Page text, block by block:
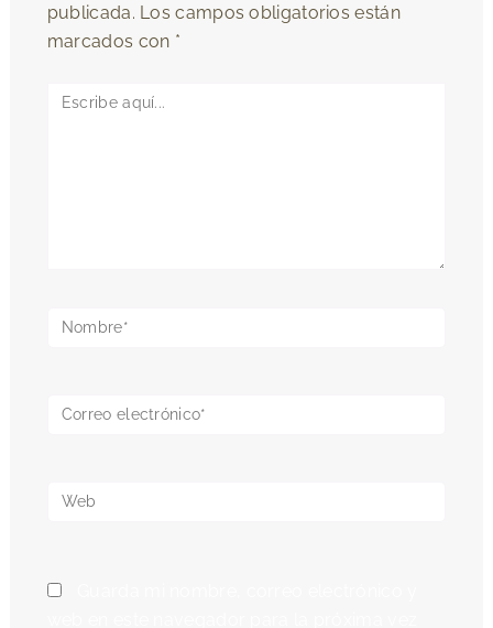
publicada. Los campos obligatorios están
marcados con *
Escribe
Nombre*
Correo
Web